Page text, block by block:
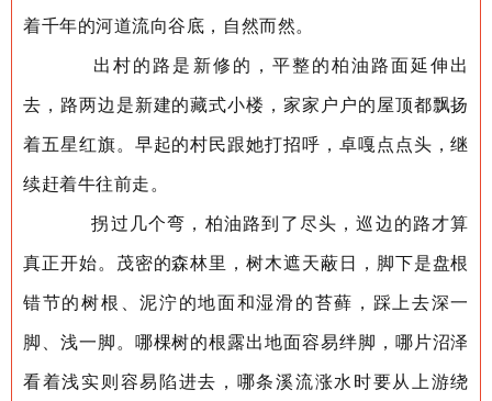
着千年的河道流向谷底，自然而然。
出村的路是新修的，平整的柏油路面延伸出
去，路两边是新建的藏式小楼，家家户户的屋顶都飘扬
着五星红旗。早起的村民跟她打招呼，卓嘎点点头，继
续赶着牛往前走。
拐过几个弯，柏油路到了尽头，巡边的路才算
真正开始。茂密的森林里，树木遮天蔽日，脚下是盘根
错节的树根、泥泞的地面和湿滑的苔藓，踩上去深一
脚、浅一脚。哪棵树的根露出地面容易绊脚，哪片沼泽
看着浅实则容易陷进去，哪条溪流涨水时要从上游绕